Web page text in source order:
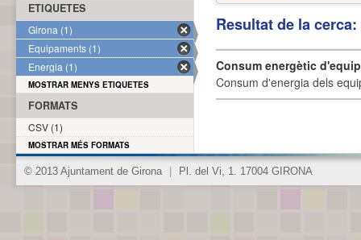
Resultat de la
Consum energètic
Consum d'energia dels
ETIQUETES
Girona (1)
Equipaments (1)
Energia (1)
MOSTRAR MENYS ETIQUETES
FORMATS
CSV (1)
MOSTRAR MÉS FORMATS
© 2013 Ajuntament de Girona Pl. del Vi, 1. 17004 GIRONA